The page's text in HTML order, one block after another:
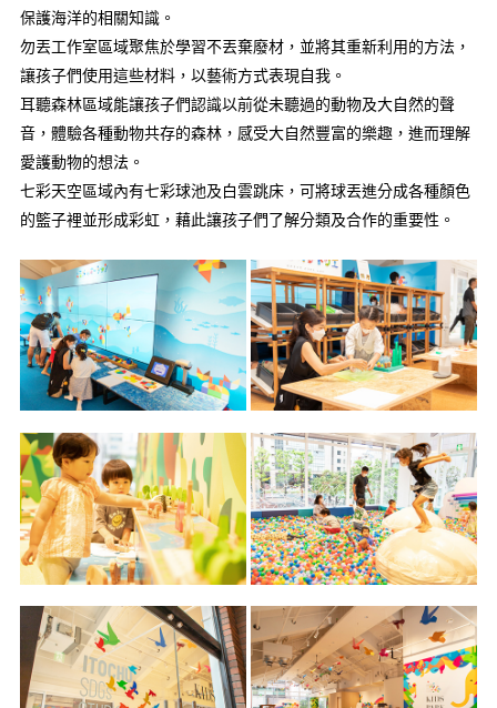
保護海洋的相關知識。
勿丟工作室區域聚焦於學習不丟棄廢材，並將其重新利用的方法，
讓孩子們使用這些材料，以藝術方式表現自我。
耳聽森林區域能讓孩子們認識以前從未聽過的動物及大自然的聲
音，體驗各種動物共存的森林，感受大自然豐富的樂趣，進而理解
愛護動物的想法。
七彩天空區域內有七彩球池及白雲跳床，可將球丟進分成各種顏色
的籃子裡並形成彩虹，藉此讓孩子們了解分類及合作的重要性。